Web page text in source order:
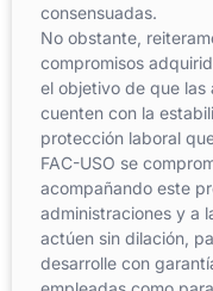
consensuadas.
No obstante,
compromisos
el objetivo de que las
cuenten con la
protección laboral
FAC-USO se
acompañando este
administraciones y a
actúen sin dilación,
desarrolle con